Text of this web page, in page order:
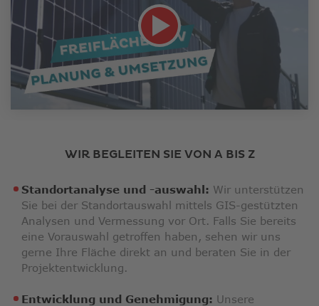
WIR BEGLEITEN SIE VON A BIS Z
Standortanalyse und -auswahl: Wir unterstützen
Sie bei der Standortauswahl mittels GIS-gestützten
Analysen und Vermessung vor Ort. Falls Sie bereits
eine Vorauswahl getroffen haben, sehen wir uns
gerne Ihre Fläche direkt an und beraten Sie in der
Projektentwicklung.
Entwicklung und Genehmigung: Unsere